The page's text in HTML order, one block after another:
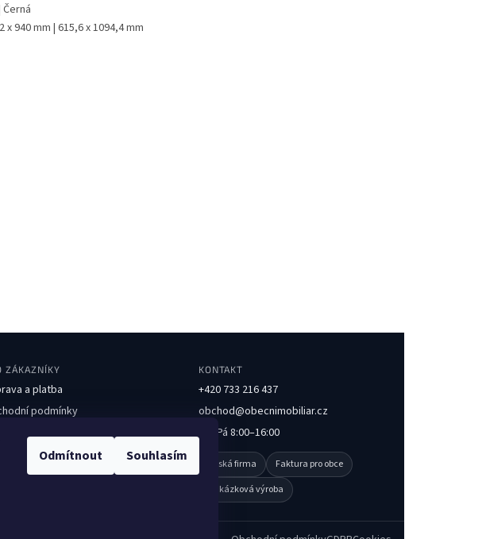
Odmítnout Souhlasím
Černá
x 940 mm | 615,6 x 1094,4 mm
ZÁKAZNÍKY
a platba
podmínky
osobních údajů
KONTAKT
+420 733 216 437
obchod@obecnimobiliar.cz
Po–Pá 8:00–16:00
Česká firma
Faktura pro obce
Zakázková výroba